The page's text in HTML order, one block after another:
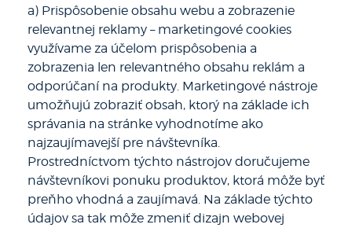
a) Prispôsobenie obsahu webu a zobrazenie
relevantnej reklamy – marketingové cookies
využívame za účelom prispôsobenia a
zobrazenia len relevantného obsahu reklám a
odporúčaní na produkty. Marketingové nástroje
umožňujú zobraziť obsah, ktorý na základe ich
správania na stránke vyhodnotíme ako
najzaujímavejší pre návštevníka.
Prostredníctvom týchto nástrojov doručujeme
návštevníkovi ponuku produktov, ktorá môže byť
preňho vhodná a zaujímavá. Na základe týchto
údajov sa tak môže zmeniť dizajn webovej